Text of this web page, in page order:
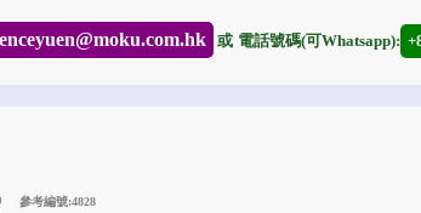
或 電話號碼(可Whatsapp):
參考編號:4828